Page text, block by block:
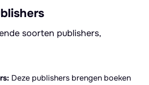
soorten publishers,
Deze publishers brengen boeken